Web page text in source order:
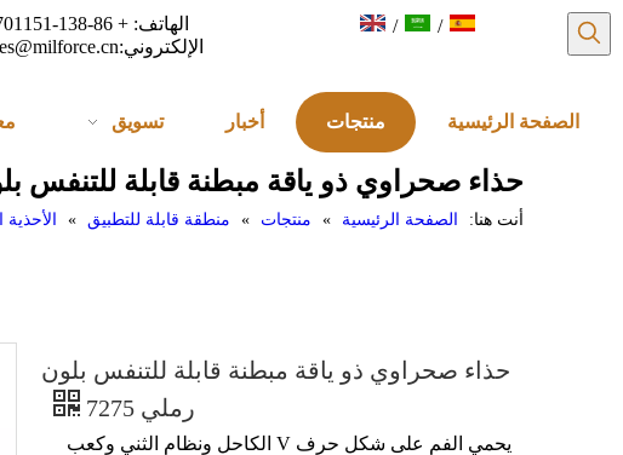
الإلكتروني:
/
/
الصفحة الرئيسية منتجات أخبار تسويق
حذاء صحراوي ذو ياقة مبطنة قابلة للتنفس بلون
أنت هنا: الصفحة الرئيسية » منتجات » منطقة قابلة للتطبيق »
حذاء صحراوي ذو ياقة مبطنة قابلة للتنفس بلون
رملي 7275
يحمي الفم على شكل حرف V الكاحل ونظام الثني وكعب